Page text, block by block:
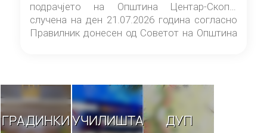
подрачјето на Општина Центар-Скопје
случена на ден 21.07.2026 година согласно
Правилник донесен од Советот на Општина
ГРАДИНКИУЧИЛИШТА ДУП